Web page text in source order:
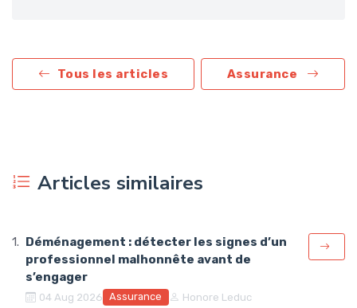
Tous les articles Assurance
Articles similaires
Déménagement : détecter les signes d’un
professionnel malhonnête avant de
s’engager
04 Aug 2026 Assurance Honore Leduc